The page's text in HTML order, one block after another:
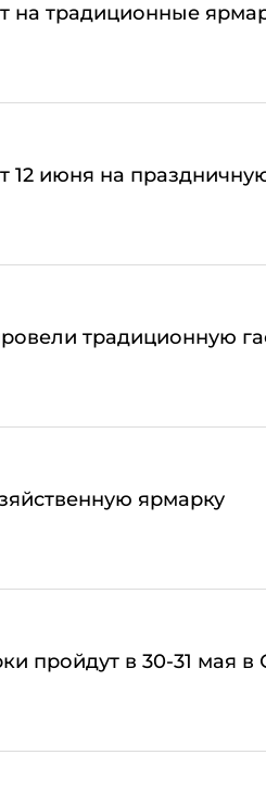
на традиционные
июня на
традиционную
ярмарку
пройдут в 30-31 мая в